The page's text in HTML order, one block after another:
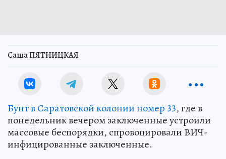
Саша ПЯТНИЦКАЯ
Бунт в Саратовской колонии номер 33, где в
понедельник вечером заключенные устроили
массовые беспорядки, спровоцировали ВИЧ-
инфицированные заключенные.